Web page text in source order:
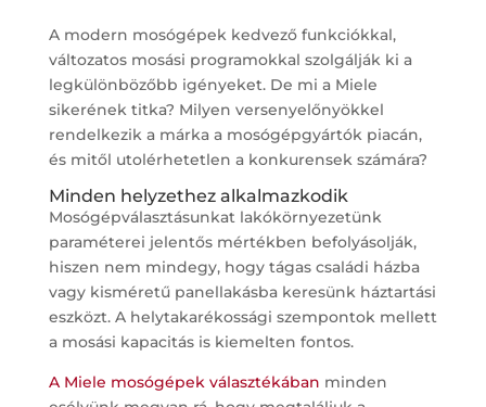
A modern mosógépek kedvező funkciókkal,
változatos mosási programokkal szolgálják ki a
legkülönbözőbb igényeket. De mi a Miele
sikerének titka? Milyen versenyelőnyökkel
rendelkezik a márka a mosógépgyártók piacán,
és mitől utolérhetetlen a konkurensek számára?
Minden helyzethez alkalmazkodik
Mosógépválasztásunkat lakókörnyezetünk
paraméterei jelentős mértékben befolyásolják,
hiszen nem mindegy, hogy tágas családi házba
vagy kisméretű panellakásba keresünk háztartási
eszközt. A helytakarékossági szempontok mellett
a mosási kapacitás is kiemelten fontos.
A Miele mosógépek választékában minden